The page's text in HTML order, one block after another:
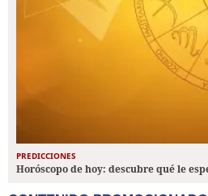
PREDICCIONES
Horóscopo de hoy: descubre qué le